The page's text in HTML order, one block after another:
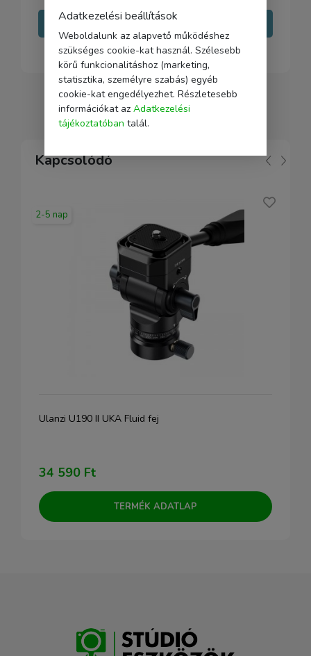
Írj nekünk
Kapcsolódó
2-5 nap
Ulanzi U190 II UKA Fluid fej
34 590 Ft
TERMÉK ADATLAP
Adatkezelési beállítások
Weboldalunk az alapvető működéshez
szükséges cookie-kat használ. Szélesebb
körű funkcionalitáshoz (marketing,
statisztika, személyre szabás) egyéb
cookie-kat engedélyezhet. Részletesebb
információkat az Adatkezelési
tájékoztatóban talál.